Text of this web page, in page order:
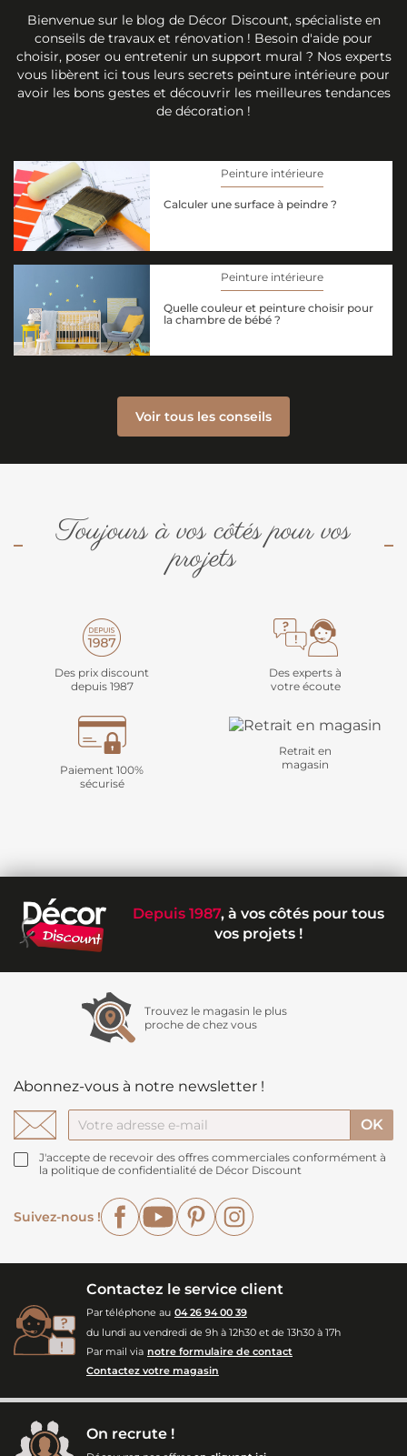
Bienvenue sur le blog de Décor Discount, spécialiste en
conseils de travaux et rénovation ! Besoin d'aide pour
choisir, poser ou entretenir un support mural ? Nos experts
vous libèrent ici tous leurs secrets peinture intérieure pour
avoir les bons gestes et découvrir les meilleures tendances
de décoration !
Peinture intérieure
Calculer une surface à peindre ?
Peinture intérieure
Quelle couleur et peinture choisir pour
la chambre de bébé ?
Voir tous les conseils
Toujours à vos côtés pour vos
projets
Des prix discount
depuis 1987
Des experts à
votre écoute
Paiement 100%
sécurisé
Retrait en
magasin
Depuis 1987, à vos côtés pour tous
vos projets !
Trouvez le magasin le plus
proche de chez vous
Abonnez-vous à notre newsletter !
J'accepte de recevoir des offres commerciales conformément à
la politique de confidentialité de Décor Discount
Suivez-nous !
FacebookYouTubePinterest
Contactez le service client
Par téléphone au 04 26 94 00 39
du lundi au vendredi de 9h à 12h30 et de 13h30 à 17h
Par mail via notre formulaire de contact
Contactez votre magasin
On recrute !